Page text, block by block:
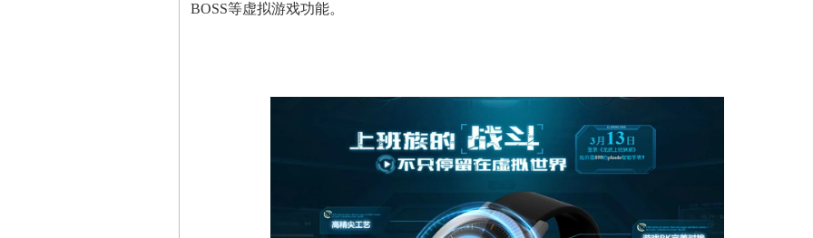
BOSS等虚拟游戏功能。